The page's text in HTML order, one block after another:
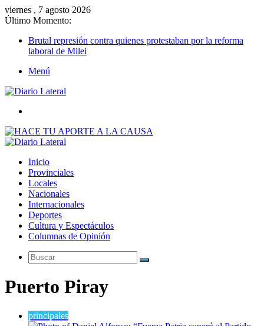
viernes , 7 agosto 2026
Último Momento:
Brutal represión contra quienes protestaban por la reforma
laboral de Milei
Menú
Inicio
Provinciales
Locales
Nacionales
Internacionales
Deportes
Cultura y Espectáculos
Columnas de Opinión
Buscar
Puerto Piray
principales